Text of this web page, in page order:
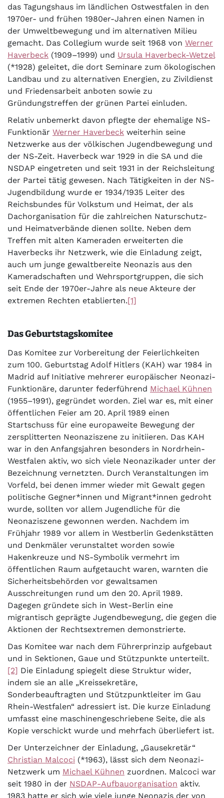
das Tagungshaus im ländlichen Ostwestfalen in den
1970er- und frühen 1980er-Jahren einen Namen in
der Umweltbewegung und im alternativen Milieu
gemacht. Das Collegium wurde seit 1968 von Werner
Haverbeck (1909–1999) und Ursula Haverbeck-Wetzel
(*1928) geleitet, die dort Seminare zum ökologischen
Landbau und zu alternativen Energien, zu Zivildienst
und Friedensarbeit anboten sowie zu
Gründungstreffen der grünen Partei einluden.
Relativ unbemerkt davon pflegte der ehemalige NS-
Funktionär Werner Haverbeck weiterhin seine
Netzwerke aus der völkischen Jugendbewegung und
der NS-Zeit. Haverbeck war 1929 in die SA und die
NSDAP eingetreten und seit 1931 in der Reichsleitung
der Partei tätig gewesen. Nach Tätigkeiten in der NS-
Jugendbildung wurde er 1934/1935 Leiter des
Reichsbundes für Volkstum und Heimat, der als
Dachorganisation für die zahlreichen Naturschutz-
und Heimatverbände dienen sollte. Neben dem
Treffen mit alten Kameraden erweiterten die
Haverbecks ihr Netzwerk, wie die Einladung zeigt,
auch um junge gewaltbereite Neonazis aus den
Kameradschaften und Wehrsportgruppen, die sich
seit Ende der 1970er-Jahre als neue Akteure der
extremen Rechten etablierten.[1]
Das Geburtstagskomitee
Das Komitee zur Vorbereitung der Feierlichkeiten
zum 100. Geburtstag Adolf Hitlers (KAH) war 1984 in
Madrid auf Initiative mehrerer europäischer Neonazi-
Funktionäre, darunter federführend Michael Kühnen
(1955–1991), gegründet worden. Ziel war es, mit einer
öffentlichen Feier am 20. April 1989 einen
Startschuss für eine europaweite Bewegung der
zersplitterten Neonaziszene zu initiieren. Das KAH
war in den Anfangsjahren besonders in Nordrhein-
Westfalen aktiv, wo sich viele Neonazikader unter der
Bezeichnung vernetzten. Durch Veranstaltungen im
Vorfeld, bei denen immer wieder mit Gewalt gegen
politische Gegner*innen und Migrant*innen gedroht
wurde, sollten vor allem Jugendliche für die
Neonaziszene gewonnen werden. Nachdem im
Frühjahr 1989 vor allem in Westberlin Gedenkstätten
und Denkmäler verunstaltet worden sowie
Hakenkreuze und NS-Symbolik vermehrt im
öffentlichen Raum aufgetaucht waren, warnten die
Sicherheitsbehörden vor gewaltsamen
Ausschreitungen rund um den 20. April 1989.
Dagegen gründete sich in West-Berlin eine
migrantisch geprägte Jugendbewegung, die gegen die
Aktionen der Rechtsextremen demonstrierte.
Das Komitee war nach dem Führerprinzip aufgebaut
und in Sektionen, Gaue und Stützpunkte unterteilt.
[2] Die Einladung spiegelt diese Struktur wider,
indem sie an alle „Kreissekretäre,
Sonderbeauftragten und Stützpunktleiter im Gau
Rhein-Westfalen“ adressiert ist. Die kurze Einladung
umfasst eine maschinengeschriebene Seite, die als
Kopie verschickt wurde und mehrfach überliefert ist.
Der Unterzeichner der Einladung, „Gausekretär“
Christian Malcoci (*1963), lässt sich dem Neonazi-
Netzwerk um Michael Kühnen zuordnen. Malcoci war
seit 1980 in der NSDAP-Aufbauorganisation aktiv.
1983 hatte er sich wie viele junge Neonazis der von